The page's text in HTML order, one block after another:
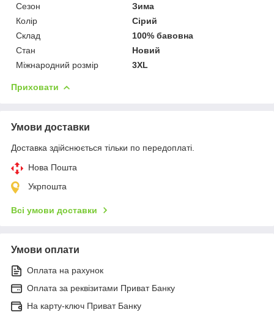
Сезон
Зима
Колір
Сірий
Склад
100% бавовна
Стан
Новий
Міжнародний розмір
3XL
Приховати
Умови доставки
Доставка здійснюється тільки по передоплаті.
Нова Пошта
Укрпошта
Всі умови доставки
Умови оплати
Оплата на рахунок
Оплата за реквізитами Приват Банку
На карту-ключ Приват Банку